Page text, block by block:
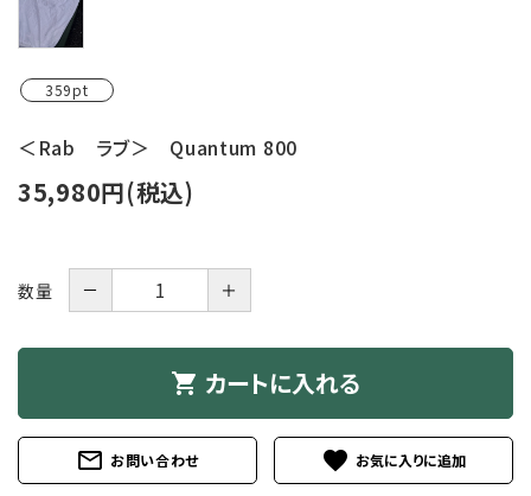
359pt
＜Rab ラブ＞ Quantum 800
35,980円(税込)
数量 － ＋
shopping_cart カートに入れる
mail_outline お問い合わせ favorite